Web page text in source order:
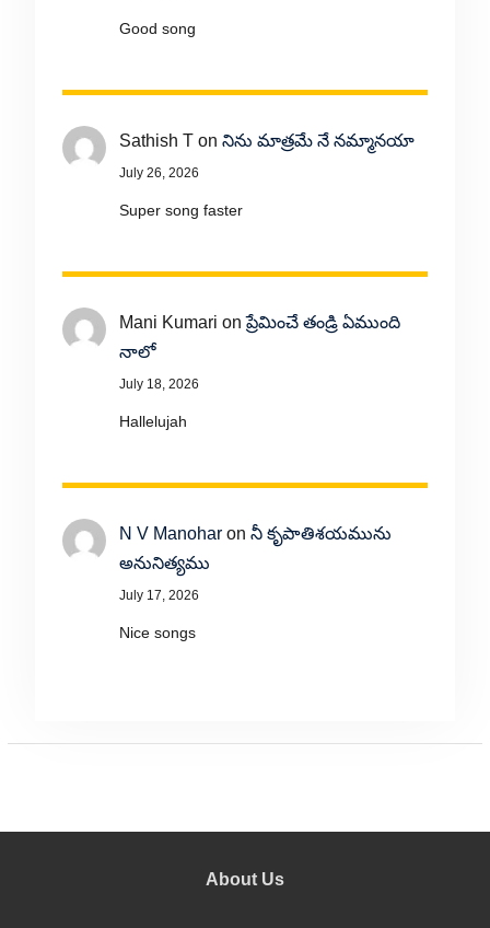
Good song
Sathish Ton నిను మాత్రమే నే నమ్మానయా
July 26, 2026
Super song faster
Mani Kumari onప్రేమించే తండ్రి ఏముంది
నాలో
July 18, 2026
Hallelujah
N V Manoharon నీ కృపాతిశయమును
అనునిత్యము
July 17, 2026
Nice songs
About Us